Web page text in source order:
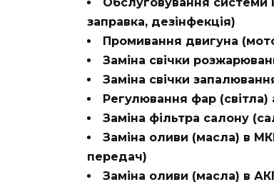
заправка, дезінфекція)
Промивання двигуна
Заміна свічки
Заміна свічки
Регулювання фар (світла)
Заміна фільтра салону
Заміна оливи (масла) в
передач)
Заміна оливи (масла) в